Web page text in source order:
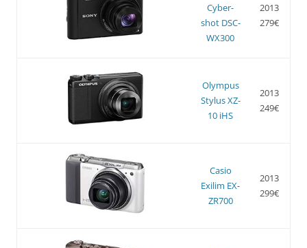
Cyber-
shot DSC-
WX300
2013
279€
Olympus
Stylus XZ-
10 iHS
2013
249€
Casio
Exilim EX-
ZR700
2013
299€